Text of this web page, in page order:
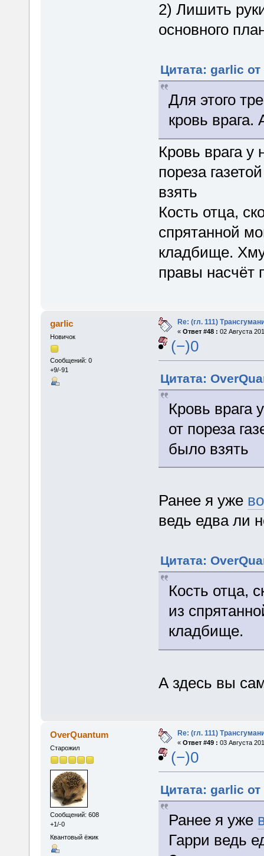
2) Лишить
основного
Цитата: garlic от
Для этого
кровь врага.
Кровь врага у
пореза
взять
Кость отца,
спрятанной
кладбище.
правы насчёт
garlic
Новичок
Сообщений: 0
+9/-91
Re: (гл. 111)
« Ответ #48 : 02 Августа
(−)0
Цитата:
Кровь врага
от пореза
было взять
Ранее я уже
ведь едва ли
Цитата:
Кость отца,
из
кладбище.
А здесь вы
OverQuantum
Старожил
Сообщений: 608
+1/-0
Квантовый ёжик
Re: (гл. 111)
« Ответ #49 : 03 Августа
(−)0
Цитата: garlic от
Ранее я уже
Гарри ведь